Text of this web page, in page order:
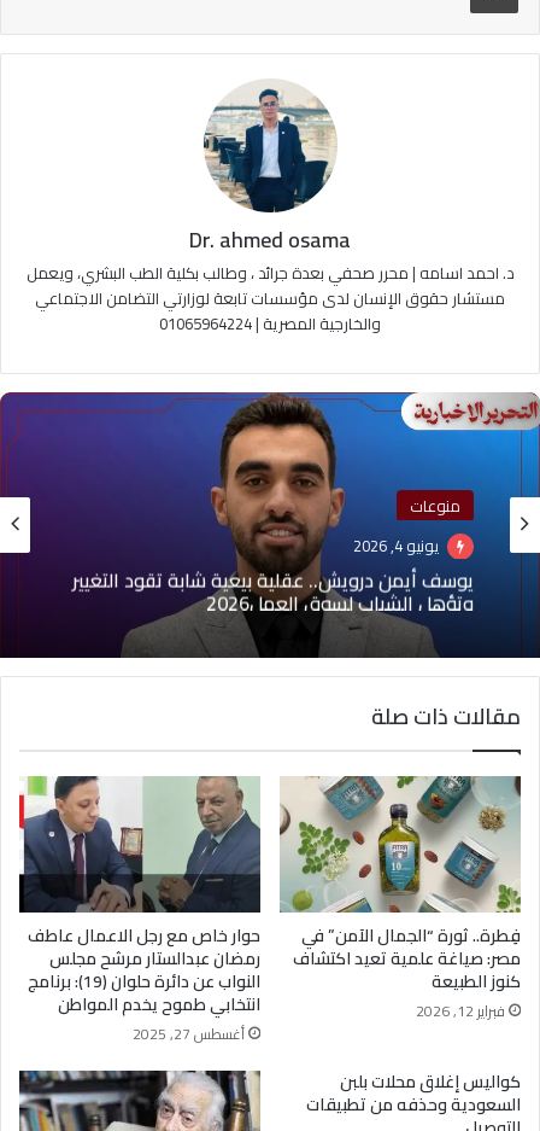
Dr. ahmed osama
د. احمد اسامه | محرر صحفي بعدة جرائد ، وطالب بكلية الطب البشري، ويعمل
مستشار حقوق الإنسان لدى مؤسسات تابعة لوزارتي التضامن الاجتماعي
والخارجية المصرية | 01065964224
منوعات
يونيو 4, 2026
يوسف أيمن درويش.. عقلية بيعية شابة تقود التغيير
وتؤهل الشباب لسوق العمل2026
مقالات ذات صلة
فِطرة.. ثورة “الجمال الآمن” في
مصر: صياغة علمية تعيد اكتشاف
كنوز الطبيعة
فبراير 12, 2026
حوار خاص مع رجل الاعمال عاطف
رمضان عبدالستار مرشح مجلس
النواب عن دائرة حلوان (19): برنامج
انتخابي طموح يخدم المواطن
أغسطس 27, 2025
كواليس إغلاق محلات بلبن
السعودية وحذفه من تطبيقات